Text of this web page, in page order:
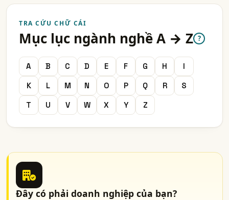
TRA CỨU CHỮ CÁI
Mục lục ngành nghề A → Z ?
A B C D E F G H
I
K
L M N O P Q R
S
T
U V W X Y Z
Đây có phải doanh nghiệp của bạn?